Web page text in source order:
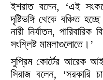
ইশরাত বলেন, ‘এই
দৃষ্টিভঙ্গি থেকে বঞ্চিত
নারী নির্যাতন,
সংশ্লিষ্ট মামলাগুলোতে।’
সুপ্রিম কোর্টের আরেক
সিরাজ বলেন, ‘সরকারি